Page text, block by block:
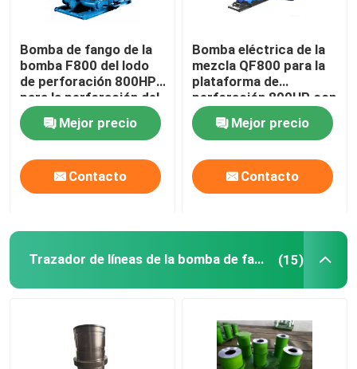
Bomba del lodo de perforación
Trazador de líneas de la bomba de fango
Pistón de la bomba de barro
Manguera de la perforación rotatoria
Válvula de puerta y válvula de retención
Bomba de fango de la
bomba F800 del lodo
de perforación 800HP
para la perforación del
pozo de agua
Mejor precio
Contacto
Bomba eléctrica de la
mezcla QF800 para la
plataforma de
perforación 800HP con
el engranaje de la raspa
de arenqueMejor precio
Contacto
Trazador de líneas de la bomba de fango (15)